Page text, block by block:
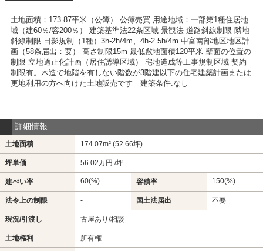
土地面積：173.87平米（公簿） 公簿売買 用途地域：一部第1種住居地
域（建60％/容200％） 建築基準法22条区域 景観法 道路斜線制限 隣地
斜線制限 日影規制（1種）3h-2h/4m、4h-2.5h/4m 中富南部地区地区計
画（58条届出：要） 高さ制限15m 最低敷地面積120平米 壁面の位置の
制限 立地適正化計画（居住誘導区域） 宅地造成等工事規制区域 契約
制限有。木造で地階を有しない階数が3階建以下の住宅建築計画または
更地利用の方へ向けた土地販売です 建築条件:なし
詳細情報
土地面積 174.07m² (52.66坪)
坪単価 56.02万円 /坪
建ぺい率 60(%) 容積率 150(%)
法令上の制限 - 国土法届出 不要
現況/引渡し 古屋あり/相談
土地権利 所有権